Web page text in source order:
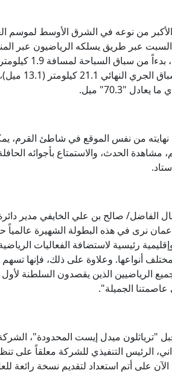
يوم السبت عبر طريق يسلكه الرياضيون عبر
كيلومتراً
من نفس الموقع في شاطئ القرم،
مشاهدة الحدث، والاستمتاع بأجوائه
الفاضل/ صالح بن علي الخايفي مدير
نرى في هذه البطولة الشهيرة عالمياً
رئيسية لاستضافة الفعاليات
أنواعها. وعلاوة على ذلك، فإنها تسهم
الرياضيين الذين يقصدون السلطنة
عاصمتنا الجميلة".
"ترياثلون ميدل إيست المحدودة"،
الرئيس التنفيذي للشركة معلقاً على